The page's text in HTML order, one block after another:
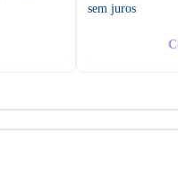
sem juros